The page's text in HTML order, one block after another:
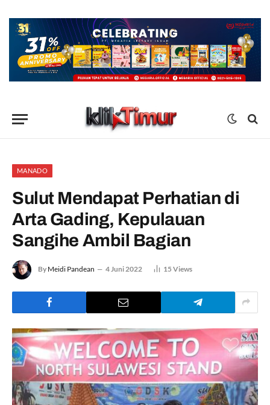
MANADO
Sulut Mendapat Perhatian di
Arta Gading, Kepulauan
Sangihe Ambil Bagian
By Meidi Pandean 4 Juni 2022 15 Views